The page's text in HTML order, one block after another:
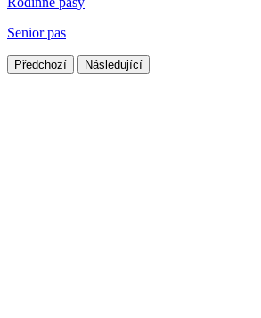
Senior pas
Předchozí Následující